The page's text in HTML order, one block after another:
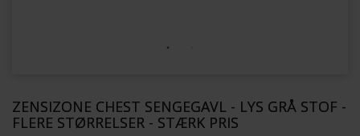
ZENSIZONE CHEST SENGEGAVL - LYS GRÅ STOF -
FLERE STØRRELSER - STÆRK PRIS